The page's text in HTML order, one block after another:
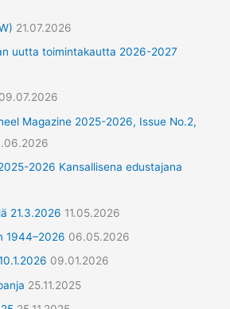
21.07.2026
uutta toimintakautta 2026-2027
09.07.2026
Magazine 2025-2026, Issue No.2,
2026 Kansallisena edustajana
21.3.2026 11.05.2026
1944–2026 06.05.2026
09.01.2026
25.11.2025